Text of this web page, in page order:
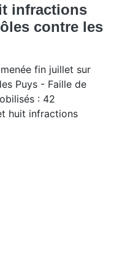
infractions
contre les
fin juillet sur
Puys - Faille de
: 42
huit infractions